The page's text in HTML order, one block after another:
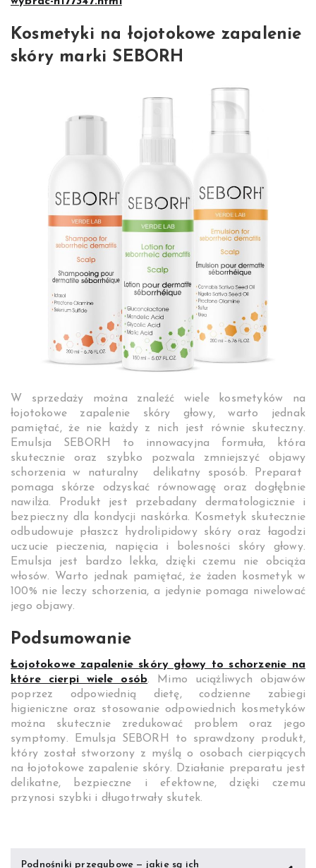
Kosmetyki na łojotokowe zapalenie
skóry marki SEBORH
W sprzedaży można znaleźć wiele kosmetyków na
łojotokowe zapalenie skóry głowy, warto jednak
pamiętać, że nie każdy z nich jest równie skuteczny.
Emulsja SEBORH to innowacyjna formuła, która
skutecznie oraz szybko pozwala zmniejszyć objawy
schorzenia w naturalny delikatny sposób. Preparat
pomaga skórze odzyskać równowagę oraz dogłębnie
nawilża. Produkt jest przebadany dermatologicznie i
bezpieczny dla kondycji naskórka. Kosmetyk skutecznie
odbudowuje płaszcz hydrolipidowy skóry oraz łagodzi
uczucie pieczenia, napięcia i bolesności skóry głowy.
Emulsja jest bardzo lekka, dzięki czemu nie obciąża
włosów. Warto jednak pamiętać, że żaden kosmetyk w
100% nie leczy schorzenia, a jedynie pomaga niwelować
jego objawy.
Podsumowanie
Łojotokowe zapalenie skóry głowy to schorzenie na
które cierpi wiele osób. Mimo uciążliwych objawów
poprzez odpowiednią dietę, codzienne zabiegi
higieniczne oraz stosowanie odpowiednich kosmetyków
można skutecznie zredukować problem oraz jego
symptomy. Emulsja SEBORH to sprawdzony produkt,
który został stworzony z myślą o osobach cierpiących
na łojotokowe zapalenie skóry. Działanie preparatu jest
delikatne, bezpieczne i efektowne, dzięki czemu
przynosi szybki i długotrwały skutek.
Nawigacja
Podnośniki przegubowe — jakie są ich